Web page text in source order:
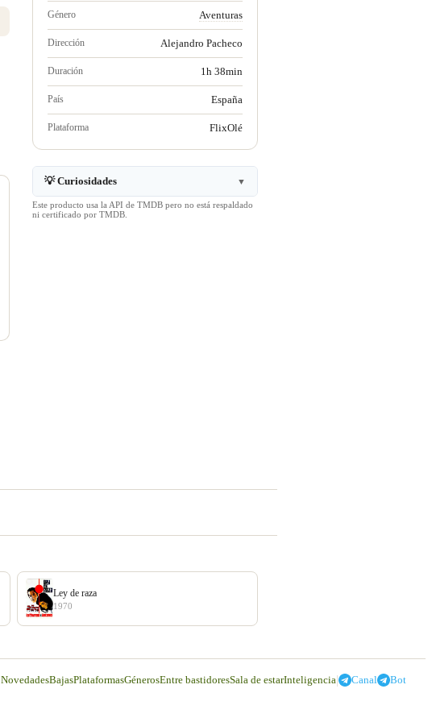
Género Aventuras
Dirección Alejandro Pacheco
Duración 1h 38min
País España
Plataforma FlixOlé
💡 Curiosidades ▼
Este producto usa la API de TMDB pero no está respaldado
ni certificado por TMDB.
Ley de raza
1970
NovedadesBajasPlataformasGénerosEntre bastidoresSala de estarInteligencia| Canal Bot